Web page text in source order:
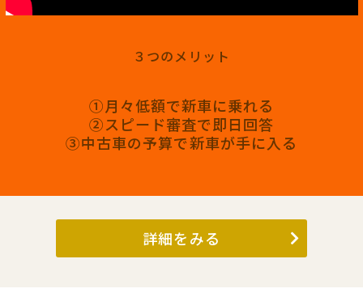
３つのメリット
①月々低額で新車に乗れる
②スピード審査で即日回答
③中古車の予算で新車が手に入る
詳細をみる